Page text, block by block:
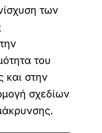
των
του
και στην
σχεδίων